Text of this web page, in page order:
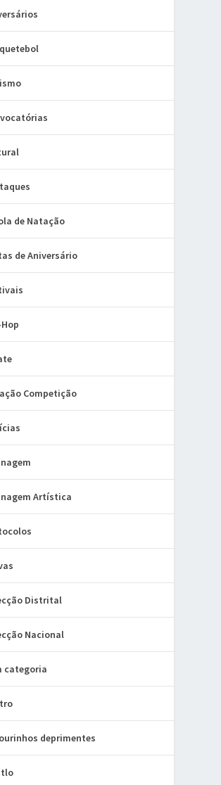
de Natação
de Aniversário
Competição
Artística
Distrital
Nacional
categoria
deprimentes